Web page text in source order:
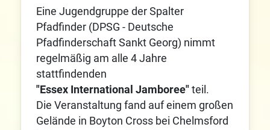
Eine Jugendgruppe der Spalter
Pfadfinder (DPSG - Deutsche
Pfadfinderschaft Sankt Georg) nimmt
regelmäßig am alle 4 Jahre
stattfindenden
"Essex International Jamboree" teil.
Die Veranstaltung fand auf einem großen
Gelände in Boyton Cross bei Chelmsford